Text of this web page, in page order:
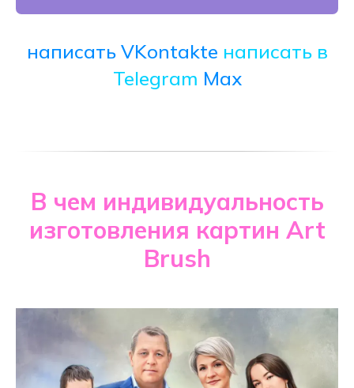
написать VKontakte написать в
Telegram Max
В чем индивидуальность
изготовления картин Art
Brush